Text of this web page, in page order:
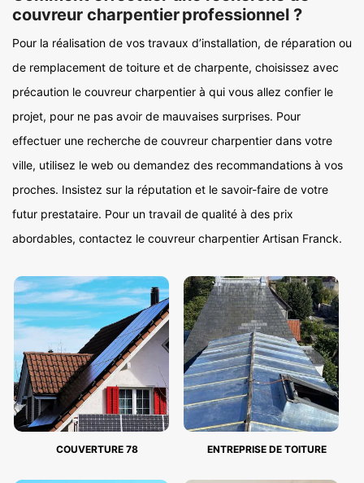
couvreur charpentier professionnel ?
Pour la réalisation de vos travaux d’installation, de réparation ou
de remplacement de toiture et de charpente, choisissez avec
précaution le couvreur charpentier à qui vous allez confier le
projet, pour ne pas avoir de mauvaises surprises. Pour
effectuer une recherche de couvreur charpentier dans votre
ville, utilisez le web ou demandez des recommandations à vos
proches. Insistez sur la réputation et le savoir-faire de votre
futur prestataire. Pour un travail de qualité à des prix
abordables, contactez le couvreur charpentier Artisan Franck.
COUVERTURE 78 ENTREPRISE DE TOITURE